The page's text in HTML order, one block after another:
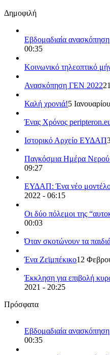
Δημοφιλή
Εβδομαδιαία
00:35
Κοινωνικό τηλεοπτικό
Ανασκόπηση ΓΕΝ 2022
Καλή χρονιά!5
Ένας Χρόνος
Ιστορικό Αρχείο ΕΥΔΑΠ
Παγκόσμια Ημέρα Νερού
09:27
ΕΥΔΑΠ: Ένα νέο
2022 - 06:15
Οι δύο πόλεμοι της
00:03
Όταν σκοτώνουν τα
Ένα Ζεϊμπέκικο12
Έκκληση για επιβολή
2021 - 20:25
Πρόσφατα
Εβδομαδιαία
00:35